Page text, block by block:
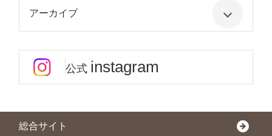
アーカイブ
公式 instagram
総合サイト